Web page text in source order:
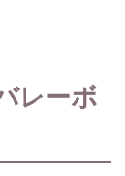
レーボ